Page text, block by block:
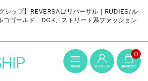
シップ】REVERSAL/リバーサル｜RUDIES/ル
コゴールド｜DGK、ストリート系ファッション
0